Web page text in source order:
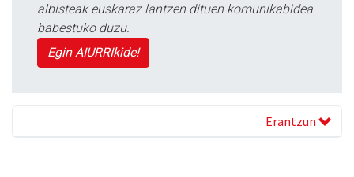
albisteak euskaraz lantzen dituen komunikabidea
babestuko duzu.
Egin AIURRIkide!
Erantzun